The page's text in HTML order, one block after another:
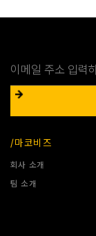
/마코비즈
회사 소개
팀 소개